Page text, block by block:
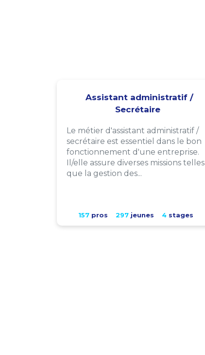
Assistant administratif /
Secrétaire
Le métier d'assistant administratif /
secrétaire est essentiel dans le bon
fonctionnement d'une entreprise.
Il/elle assure diverses missions telles
que la gestion des...
157pros 297jeunes 4stages